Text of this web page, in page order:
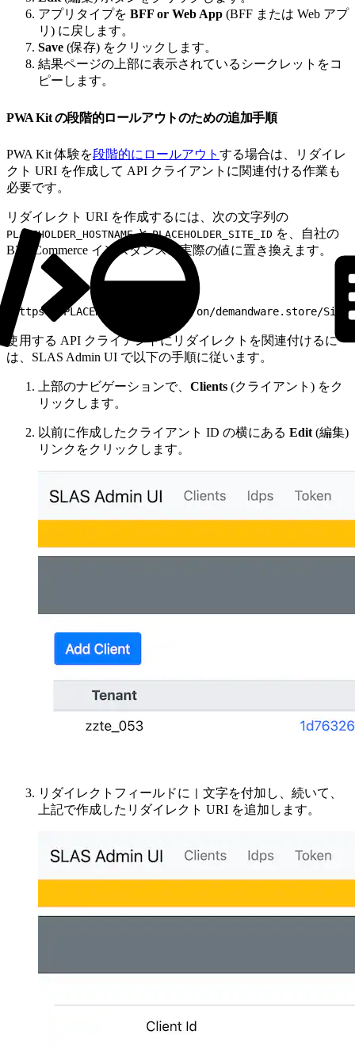
アプリタイプを BFF or Web App (BFF または Web アプ
リ) に戻します。
Save (保存) をクリックします。
結果ページの上部に表示されているシークレットをコ
ピーします。
PWA Kit の段階的ロールアウトのための追加手順
PWA Kit 体験を段階的にロールアウト する場合は、リダイレ
クト URI を作成して API クライアントに関連付ける作業も
必要です。
リダイレクト URI を作成するには、次の文字列の
PLACEHOLDER_HOSTNAMEとPLACEHOLDER_SITE_ID を、自社の
B2C Commerce インスタンスの実際の値に置き換えます。
https://PLACEHOLDER_HOSTNAME/on/demandware.store/
使用する API クライアントにリダイレクトを関連付けるに
は、SLAS Admin UI で以下の手順に従います。
上部のナビゲーションで、 Clients (クライアント) をク
リックします。
以前に作成したクライアント ID の横にある Edit (編集)
リンクをクリックします。
リダイレクトフィールドに
文字を付加し、続いて、
上記で作成したリダイレクト URI を追加します。